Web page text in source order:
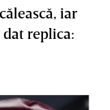
iar
replica: